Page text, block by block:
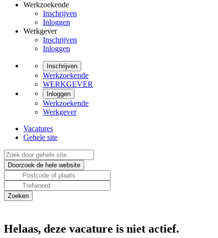
Werkzoekende
Inschrijven
Inloggen
Werkgever
Inschrijven
Inloggen
Inschrijven
Werkzoekende
WERKGEVER
Inloggen
Werkzoekende
Werkgever
Vacatures
Gehele site
Helaas, deze vacature is niet actief.